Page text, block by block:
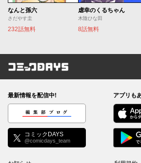
なんと孫六
さだやす圭
232話無料
虐幸のくるちゃん
木陰ひな田
8話無料
コミックDAYS
最新情報を配信中!
編集部ブログ
コミックDAYS
@comicdays_team
アプリも